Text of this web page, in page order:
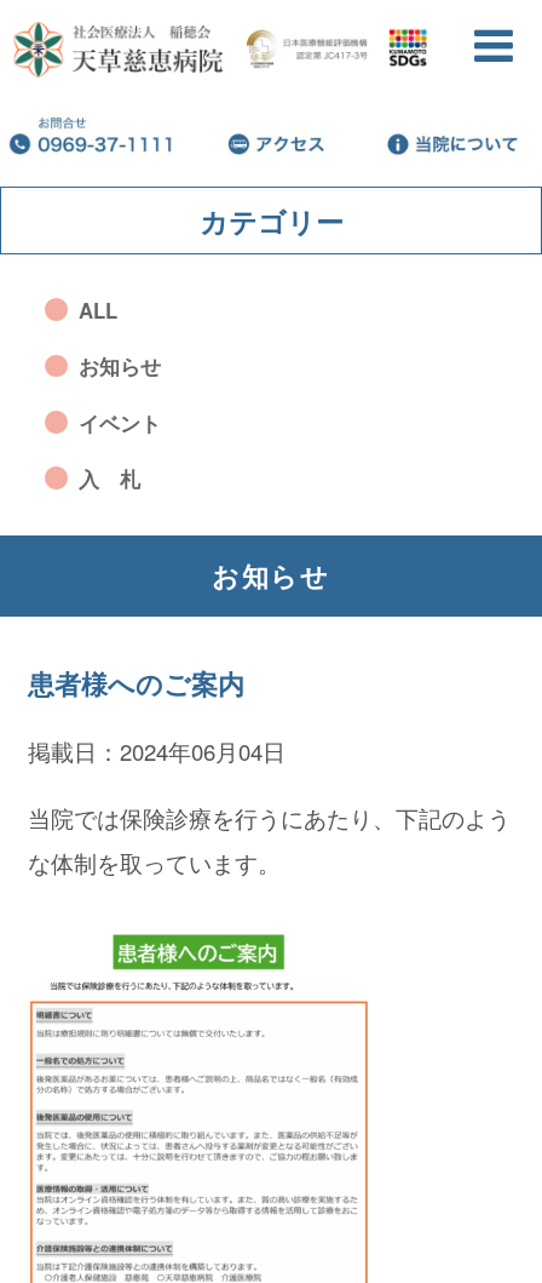
カテゴリー
ALL
お知らせ
イベント
入 札
お知らせ
患者様へのご案内
掲載日：2024年06月04日
当院では保険診療を行うにあたり、下記のよう
な体制を取っています。